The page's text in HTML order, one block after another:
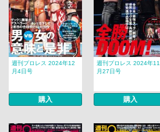
週刊プロレス 2024年12
月4日号
購入
週刊プロレス 2024年11
月27日号
購入